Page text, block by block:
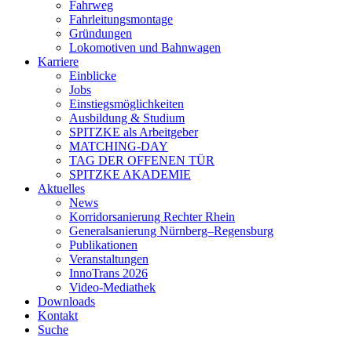
Fahrweg
Fahrleitungsmontage
Gründungen
Lokomotiven und Bahnwagen
Karriere
Einblicke
Jobs
Einstiegsmöglichkeiten
Ausbildung & Studium
SPITZKE als Arbeitgeber
MATCHING-DAY
TAG DER OFFENEN TÜR
SPITZKE AKADEMIE
Aktuelles
News
Korridorsanierung Rechter Rhein
Generalsanierung Nürnberg–Regensburg
Publikationen
Veranstaltungen
InnoTrans 2026
Video-Mediathek
Downloads
Kontakt
Suche